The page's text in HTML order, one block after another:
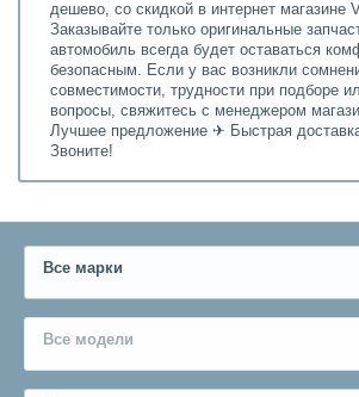
дешево, со скидкой в интернет магазине
Заказывайте только оригинальные
автомобиль всегда будет оставаться
безопасным. Если у вас возникли
совместимости, трудности при подборе
вопросы, свяжитесь с менеджером
Лучшее предложение ✈ Быстрая
Звоните!
Все марки
Все модели